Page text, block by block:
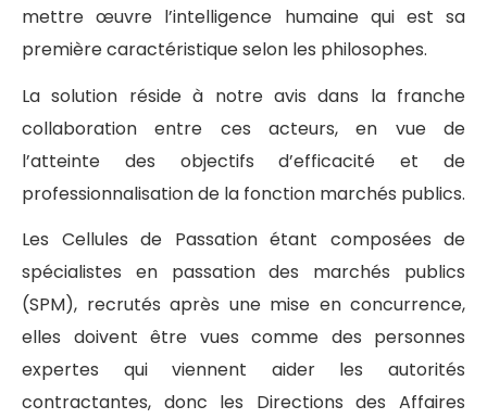
mettre œuvre l’intelligence humaine qui est sa
première caractéristique selon les philosophes.
La solution réside à notre avis dans la franche
collaboration entre ces acteurs, en vue de
l’atteinte des objectifs d’efficacité et de
professionnalisation de la fonction marchés publics.
Les Cellules de Passation étant composées de
spécialistes en passation des marchés publics
(SPM), recrutés après une mise en concurrence,
elles doivent être vues comme des personnes
expertes qui viennent aider les autorités
contractantes, donc les Directions des Affaires